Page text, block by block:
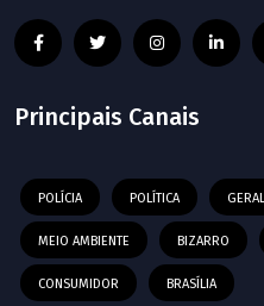
Principais Canais
POLÍCIA POLÍTICA GERAL
MEIO AMBIENTE BIZARRO
CONSUMIDOR BRASÍLIA